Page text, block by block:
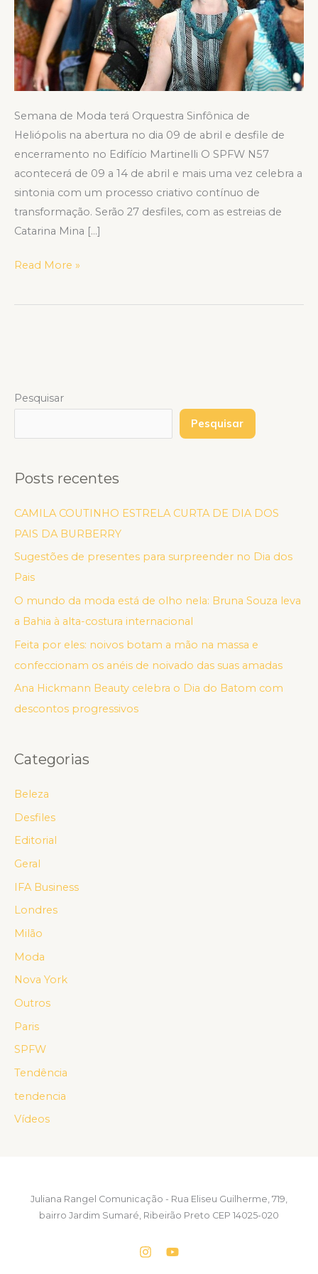
Semana de Moda terá Orquestra Sinfônica de
Heliópolis na abertura no dia 09 de abril e desfile de
encerramento no Edifício Martinelli O SPFW N57
acontecerá de 09 a 14 de abril e mais uma vez celebra a
sintonia com um processo criativo contínuo de
transformação. Serão 27 desfiles, com as estreias de
Catarina Mina […]
Read More »
Pesquisar
Pesquisar
Posts recentes
CAMILA COUTINHO ESTRELA CURTA DE DIA DOS
PAIS DA BURBERRY
Sugestões de presentes para surpreender no Dia dos
Pais
O mundo da moda está de olho nela: Bruna Souza leva
a Bahia à alta-costura internacional
Feita por eles: noivos botam a mão na massa e
confeccionam os anéis de noivado das suas amadas
Ana Hickmann Beauty celebra o Dia do Batom com
descontos progressivos
Categorias
Beleza
Desfiles
Editorial
Geral
IFA Business
Londres
Milão
Moda
Nova York
Outros
Paris
SPFW
Tendência
tendencia
Vídeos
Juliana Rangel Comunicação - Rua Eliseu Guilherme, 719,
bairro Jardim Sumaré, Ribeirão Preto CEP 14025-020